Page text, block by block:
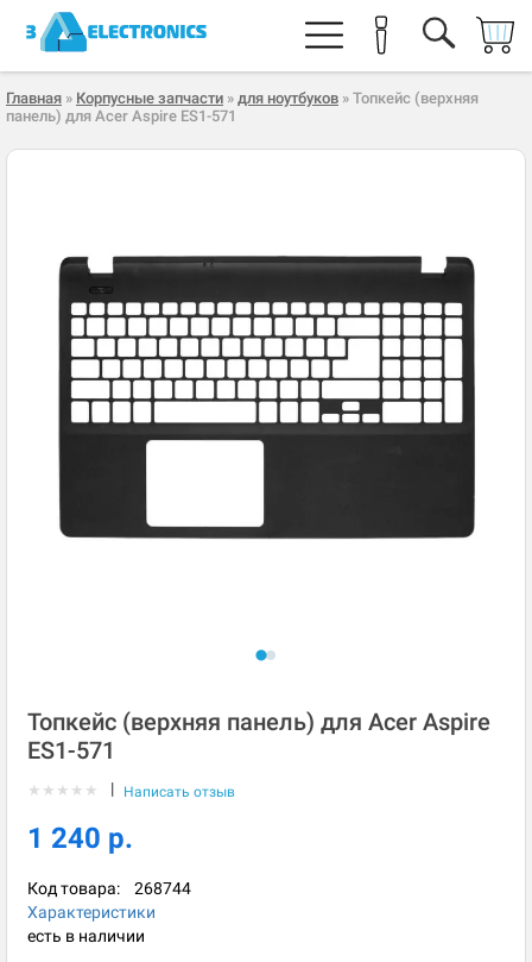
Главная » Корпусные запчасти » для ноутбуков » Топкейс (верхняя
панель) для Acer Aspire ES1-571
Топкейс (верхняя панель) для Acer Aspire
ES1-571
★ ★ ★ ★ ★ | Написать отзыв
1 240 р.
Код товара: 268744
Характеристики
есть в наличии